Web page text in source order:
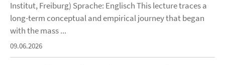
Institut, Freiburg) Sprache: Englisch This lecture traces a
long-term conceptual and empirical journey that began
with the mass ...
09.06.2026